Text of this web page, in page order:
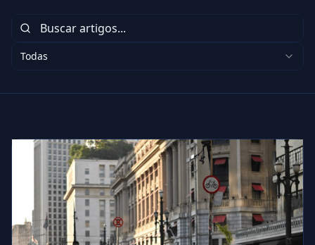
Todas